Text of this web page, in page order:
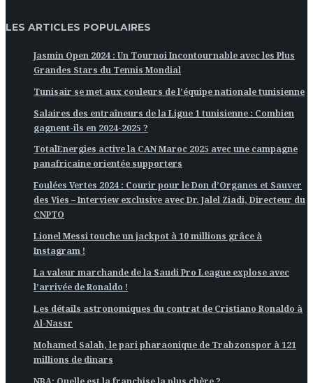
LES ARTICLES POPULAIRES
Jasmin Open 2024 : Un Tournoi Incontournable avec les Plus
Grandes Stars du Tennis Mondial
Tunisair se met aux couleurs de l’équipe nationale tunisienne
Salaires des entraîneurs de la Ligue 1 tunisienne : Combien
gagnent-ils en 2024-2025 ?
TotalEnergies active la CAN Maroc 2025 avec une campagne
panafricaine orientée supporters
Foulées Vertes 2024 : Courir pour le Don d’Organes et Sauver
des Vies – Interview exclusive avec Dr. Jalel Ziadi, Directeur du
CNPTO
Lionel Messi touche un jackpot à 10 millions grâce à
Instagram !
La valeur marchande de la Saudi Pro League explose avec
l’arrivée de Ronaldo !
Les détails astronomiques du contrat de Cristiano Ronaldo à
Al-Nassr
Mohamed Salah, le pari pharaonique de Trabzonspor à 121
millions de dinars